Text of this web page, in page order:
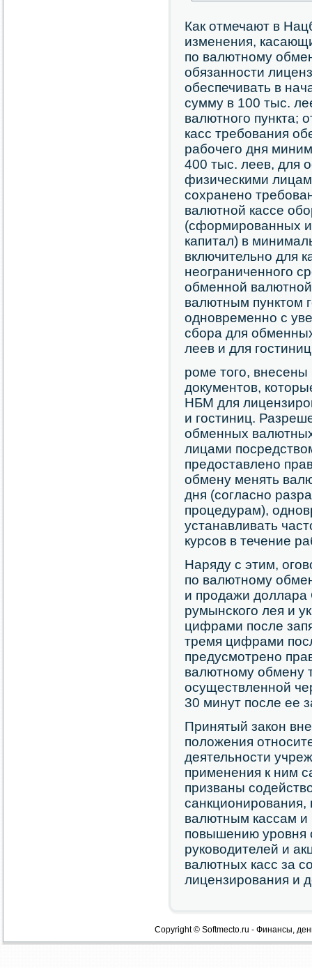
Как отмечают в
изменения,
по валютному
обязанности
обеспечивать в
сумму в 100 тыс.
валютного пункта;
касс требования
рабочего дня
400 тыс. леев, для
физическими
сохранено
валютной кассе
(сформированных
капитал) в
включительно для
неограниченного
обменной
валютным пунктом
одновременно с
сбора для
леев и для
роме того, внесены
документов,
НБМ для
и гостиниц.
обменных
лицами
предоставлено
обмену менять
дня (согласно
процедурам),
устанавливать
курсов в течение
Наряду с этим,
по валютному
и продажи
румынского лея и
цифрами после
тремя цифрами
предусмотрено
валютному обмену
осуществленной
30 минут после ее
Принятый закон
положения
деятельности
применения к ним
призваны
валютным кассам и
повышению уровня
руководителей и
валютных касс за
лицензирования и
Copyright © Softmecto.ru - Финансы,